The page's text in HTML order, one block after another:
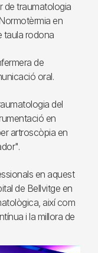
de traumatologia
en
taula rodona
de
oral.
del
en
artroscòpia en
en aquest
de Bellvitge en
així com
i la millora de